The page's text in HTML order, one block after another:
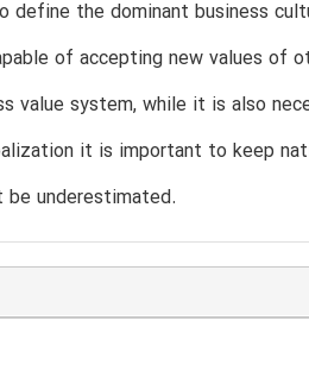
the dominant business
of accepting new values of
value system, while it is also
it is important to keep
be underestimated.